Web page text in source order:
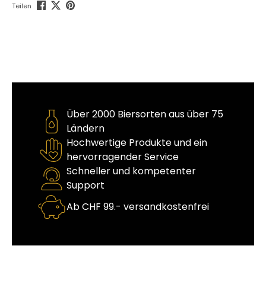
Teilen
Über 2000 Biersorten aus über 75
Ländern
Hochwertige Produkte und ein
hervorragender Service
Schneller und kompetenter
Support
Ab CHF 99.- versandkostenfrei